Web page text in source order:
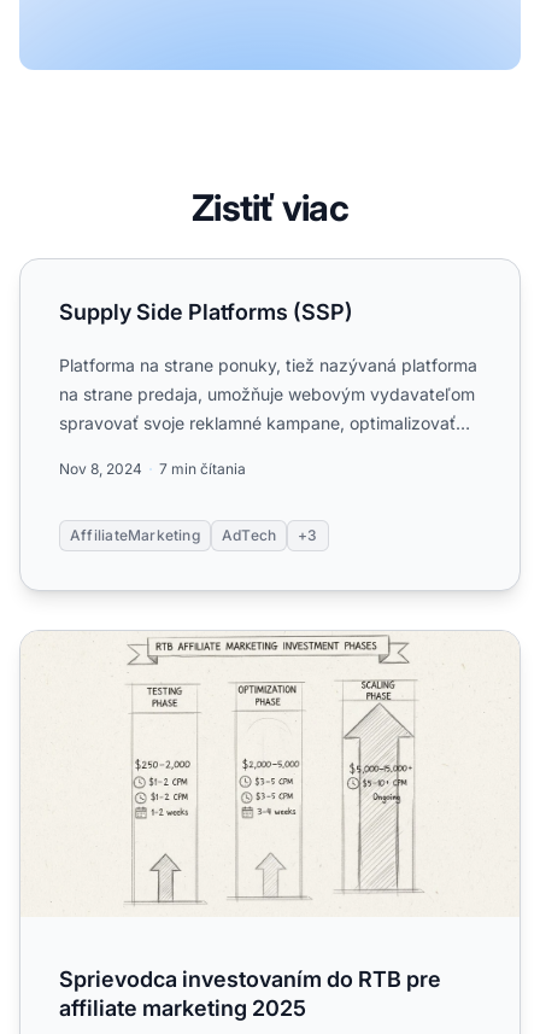
Zistiť viac
Supply Side Platforms (SSP)
Supply Side Platforms (SSP)
Platforma na strane ponuky, tiež nazývaná platforma
na strane predaja, umožňuje webovým vydavateľom
spravovať svoje reklamné kampane, optimalizovať
Nov 8, 2024 7 min čítania
AffiliateMarketing AdTech +3
Sprievodca investovaním do RTB pre affiliate marketing
Sprievodca investovaním do RTB pre
affiliate marketing 2025